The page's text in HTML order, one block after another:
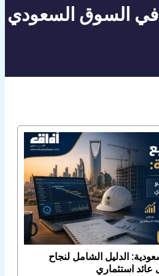
الدليل الشامل لنجاح
عائد استثماري